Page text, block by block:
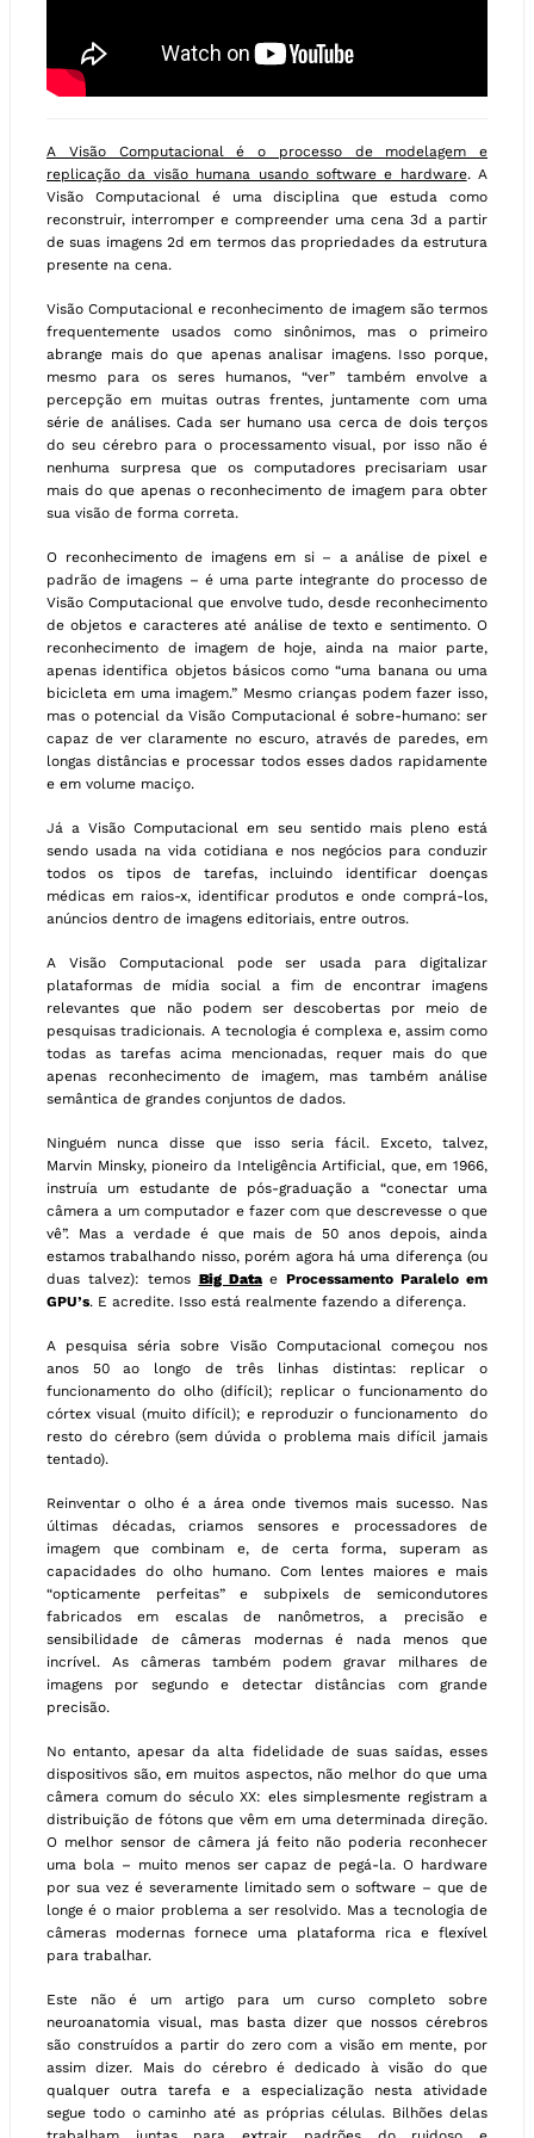
A Visão Computacional é o processo de modelagem e
replicação da visão humana usando software e hardware. A
Visão Computacional é uma disciplina que estuda como
reconstruir, interromper e compreender uma cena 3d a partir
de suas imagens 2d em termos das propriedades da estrutura
presente na cena.
Visão Computacional e reconhecimento de imagem são termos
frequentemente usados como sinônimos, mas o primeiro
abrange mais do que apenas analisar imagens. Isso porque,
mesmo para os seres humanos, “ver” também envolve a
percepção em muitas outras frentes, juntamente com uma
série de análises. Cada ser humano usa cerca de dois terços
do seu cérebro para o processamento visual, por isso não é
nenhuma surpresa que os computadores precisariam usar
mais do que apenas o reconhecimento de imagem para obter
sua visão de forma correta.
O reconhecimento de imagens em si – a análise de pixel e
padrão de imagens – é uma parte integrante do processo de
Visão Computacional que envolve tudo, desde reconhecimento
de objetos e caracteres até análise de texto e sentimento. O
reconhecimento de imagem de hoje, ainda na maior parte,
apenas identifica objetos básicos como “uma banana ou uma
bicicleta em uma imagem.” Mesmo crianças podem fazer isso,
mas o potencial da Visão Computacional é sobre-humano: ser
capaz de ver claramente no escuro, através de paredes, em
longas distâncias e processar todos esses dados rapidamente
e em volume maciço.
Já a Visão Computacional em seu sentido mais pleno está
sendo usada na vida cotidiana e nos negócios para conduzir
todos os tipos de tarefas, incluindo identificar doenças
médicas em raios-x, identificar produtos e onde comprá-los,
anúncios dentro de imagens editoriais, entre outros.
A Visão Computacional pode ser usada para digitalizar
plataformas de mídia social a fim de encontrar imagens
relevantes que não podem ser descobertas por meio de
pesquisas tradicionais. A tecnologia é complexa e, assim como
todas as tarefas acima mencionadas, requer mais do que
apenas reconhecimento de imagem, mas também análise
semântica de grandes conjuntos de dados.
Ninguém nunca disse que isso seria fácil. Exceto, talvez,
Marvin Minsky, pioneiro da Inteligência Artificial, que, em 1966,
instruía um estudante de pós-graduação a “conectar uma
câmera a um computador e fazer com que descrevesse o que
vê”. Mas a verdade é que mais de 50 anos depois, ainda
estamos trabalhando nisso, porém agora há uma diferença (ou
duas talvez): temos Big DataeProcessamento Paralelo em
GPU’s. E acredite. Isso está realmente fazendo a diferença.
A pesquisa séria sobre Visão Computacional começou nos
anos 50 ao longo de três linhas distintas: replicar o
funcionamento do olho (difícil); replicar o funcionamento do
córtex visual (muito difícil); e reproduzir o funcionamento do
resto do cérebro (sem dúvida o problema mais difícil jamais
tentado).
Reinventar o olho é a área onde tivemos mais sucesso. Nas
últimas décadas, criamos sensores e processadores de
imagem que combinam e, de certa forma, superam as
capacidades do olho humano. Com lentes maiores e mais
“opticamente perfeitas” e subpixels de semicondutores
fabricados em escalas de nanômetros, a precisão e
sensibilidade de câmeras modernas é nada menos que
incrível. As câmeras também podem gravar milhares de
imagens por segundo e detectar distâncias com grande
precisão.
No entanto, apesar da alta fidelidade de suas saídas, esses
dispositivos são, em muitos aspectos, não melhor do que uma
câmera comum do século XX: eles simplesmente registram a
distribuição de fótons que vêm em uma determinada direção.
O melhor sensor de câmera já feito não poderia reconhecer
uma bola – muito menos ser capaz de pegá-la. O hardware
por sua vez é severamente limitado sem o software – que de
longe é o maior problema a ser resolvido. Mas a tecnologia de
câmeras modernas fornece uma plataforma rica e flexível
para trabalhar.
Este não é um artigo para um curso completo sobre
neuroanatomia visual, mas basta dizer que nossos cérebros
são construídos a partir do zero com a visão em mente, por
assim dizer. Mais do cérebro é dedicado à visão do que
qualquer outra tarefa e a especialização nesta atividade
segue todo o caminho até as próprias células. Bilhões delas